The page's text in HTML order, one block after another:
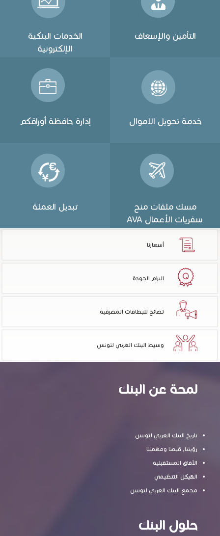
الخدمات البنكية
الإلكترونية
التأمين والإسعاف
إدارة حافظة أوراقكم خدمة تحويل الاموال
تبديل العملة
مسك ملفات منح
سفريات الأعمال AVA
أسعارنا
التزام الجودة
نصائح للبطاقات المصرفية
وسيط البنك العربي لتونس
لمحة عن البنك
تاريخ البنك العربي لتونس
رؤيتنا, قيمنا ومهمتنا
الآفاق المستقبلية
الهيكل التنظيمي
مجمع البنك العربي لتونس
حلول البنك